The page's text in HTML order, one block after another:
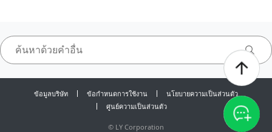
ข้อมูลบริษัท ข้อกำหนดการใช้งาน
นโยบายความเป็นส่วนตัว
ศูนย์ความเป็นส่วนตัว
© LY Corporation